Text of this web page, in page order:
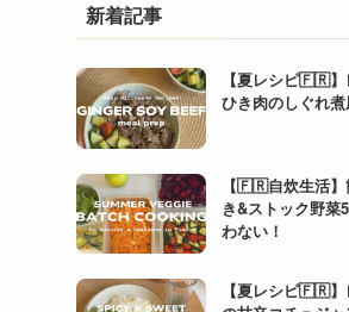
新着記事
【夏レシピ🇫🇷】
ひき肉のしぐれ煮
【🇫🇷自炊生活】
き&ストック野菜
わない！
【夏レシピ🇫🇷】